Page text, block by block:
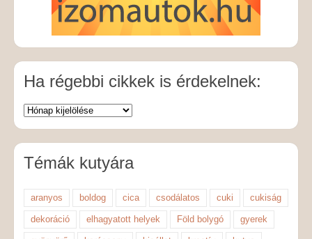
Ha régebbi cikkek is érdekelnek:
Témák kutyára
aranyos boldog cica csodálatos cuki cukiság
dekoráció elhagyatott helyek Föld bolygó gyerek